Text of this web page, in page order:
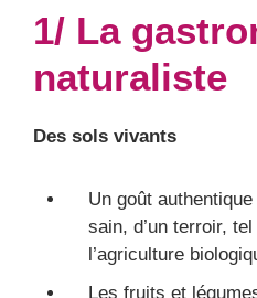
1/ La
naturaliste
Des sols vivants
Un goût authentique
sain, d’un terroir,
l’agriculture
Les fruits et